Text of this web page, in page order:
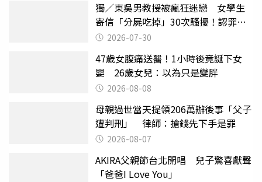
獨／東吳男教授被瘋狂迷戀 女學生
寄信「分屍吃掉」30次騷擾！認罪免
關 2026-07-30
47歲女腹痛送醫！1小時後竟誕下女
嬰 26歲女兒：以為只是變胖
2026-08-08
母親過世當天提領206萬辦後事「父子
遭判刑」 律師：搶錢先下手是罪
2026-08-07
AKIRA父親節台北開唱 兒子驚喜獻聲
「爸爸I Love You」